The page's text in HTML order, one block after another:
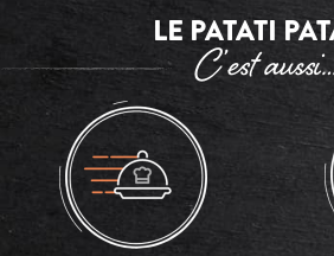
LE PATATI
C’est